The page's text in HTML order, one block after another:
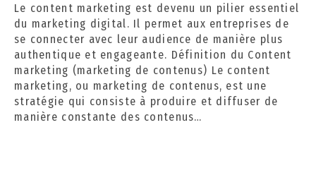
r
e
2
0
2
4
Le content marketing est devenu un pilier essentiel
du marketing digital. Il permet aux entreprises de
se connecter avec leur audience de manière plus
authentique et engageante. Définition du Content
marketing (marketing de contenus) Le content
marketing, ou marketing de contenus, est une
stratégie qui consiste à produire et diffuser de
manière constante des contenus…